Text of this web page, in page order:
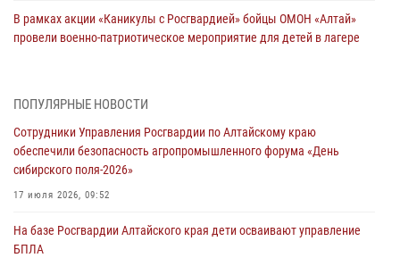
В рамках акции «Каникулы с Росгвардией» бойцы ОМОН «Алтай»
провели военно-патриотическое мероприятие для детей в лагере
акции «Коробка храбрости»
Сотрудники Росгвардии провели встречу с юными пограничниками
03 июля 2026, 04:03
ПОПУЛЯРНЫЕ НОВОСТИ
Сотрудники Управления Росгвардии по Алтайскому краю
обеспечили безопасность агропромышленного форума «День
сибирского поля-2026»
17 июля 2026, 09:52
На базе Росгвардии Алтайского края дети осваивают управление
БПЛА